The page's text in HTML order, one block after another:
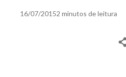
16/07/20152 minutos de leitura